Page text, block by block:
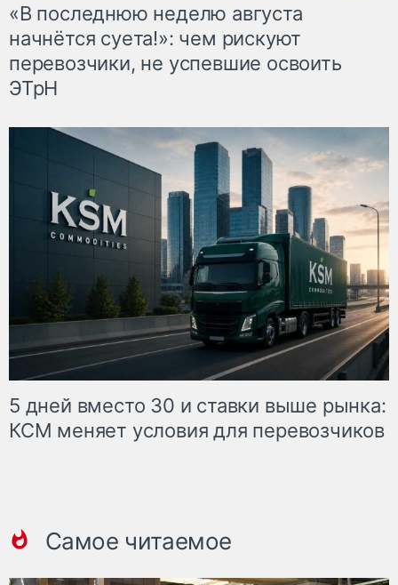
«В последнюю неделю августа
начнётся суета!»: чем рискуют
перевозчики, не успевшие освоить
ЭТрН
5 дней вместо 30 и ставки выше рынка:
КСМ меняет условия для перевозчиков
Самое читаемое